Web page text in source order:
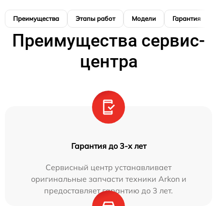
Преимущества Этапы работ Модели Гарантия
Преимущества сервис-
центра
Гарантия до 3-х лет
Сервисный центр устанавливает
оригинальные запчасти техники Arkon и
предоставляет гарантию до 3 лет.